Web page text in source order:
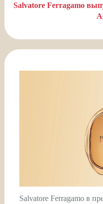
Salvatore Ferragamo
Salvatore Ferragamo в